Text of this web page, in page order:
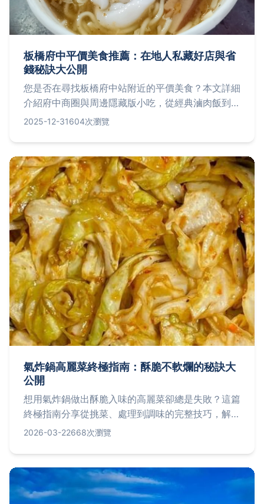
板橋府中平價美食推薦：在地人私藏好店與省
錢秘訣大公開
您是否在尋找板橋府中站附近的平價美食？本文詳細
介紹府中商圈與周邊隱藏版小吃，從經典滷肉飯到創
意甜品，提供價格實惠的必吃清單，並分享在地人的
2025-12-31604次瀏覽
氣炸鍋高麗菜終極指南：酥脆不軟爛的秘訣大
公開
想用氣炸鍋做出酥脆入味的高麗菜卻總是失敗？這篇
終極指南分享從挑菜、處理到調味的完整技巧，解決
高麗菜出水、調味不均等常見問題，讓你輕鬆端出媲
2026-03-22668次瀏覽